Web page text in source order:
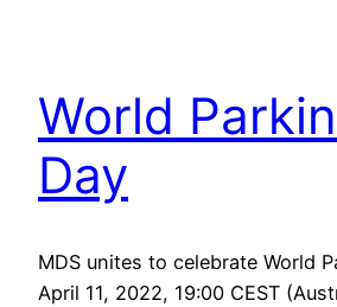
World
Day
MDS unites to celebrate World
April 11, 2022, 19:00 CEST